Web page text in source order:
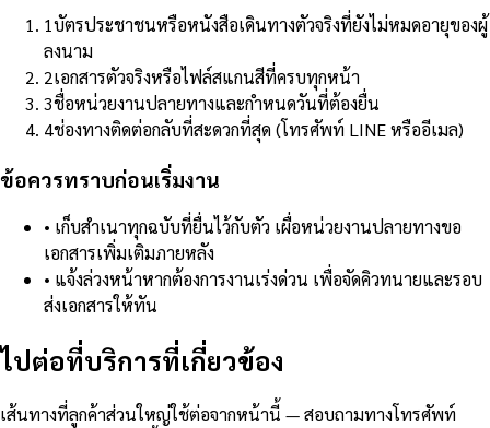
1บัตรประชาชนหรือหนังสือเดินทางตัวจริงที่ยังไม่หมดอายุของผู้
ลงนาม
2เอกสารตัวจริงหรือไฟล์สแกนสีที่ครบทุกหน้า
3ชื่อหน่วยงานปลายทางและกำหนดวันที่ต้องยื่น
4ช่องทางติดต่อกลับที่สะดวกที่สุด (โทรศัพท์ LINE หรืออีเมล)
ข้อควรทราบก่อนเริ่มงาน
• เก็บสำเนาทุกฉบับที่ยื่นไว้กับตัว เผื่อหน่วยงานปลายทางขอ
เอกสารเพิ่มเติมภายหลัง
• แจ้งล่วงหน้าหากต้องการงานเร่งด่วน เพื่อจัดคิวทนายและรอบ
ส่งเอกสารให้ทัน
ไปต่อที่บริการที่เกี่ยวข้อง
เส้นทางที่ลูกค้าส่วนใหญ่ใช้ต่อจากหน้านี้ — สอบถามทางโทรศัพท์